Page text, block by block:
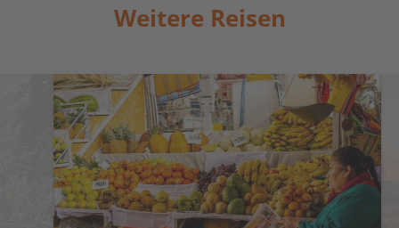
Weitere Reisen